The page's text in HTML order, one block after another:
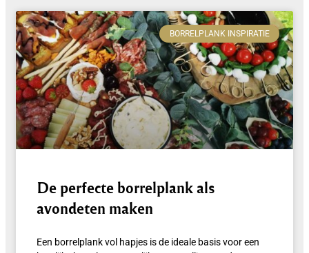
BORRELPLANK INSPIRATIE
De perfecte borrelplank als
avondeten maken
Een borrelplank vol hapjes is de ideale basis voor een